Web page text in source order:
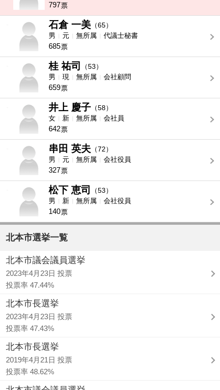
797票
石倉 一美 （65）
男
元 無所属 代議士秘書
685票
桂 祐司
（53）
男
現 無所属 会社顧問
659票
井上 慶子 （58）
女
新 無所属 会社員
642票
串田 英夫 （72）
男
元 無所属 会社役員
327票
松下 恵司
（53）
男
新 無所属 会社役員
140票
北本市選挙一覧
北本市議会議員選挙
2023年4月23日 投票
投票率 47.44%
北本市長選挙
2023年4月23日 投票
投票率 47.43%
北本市長選挙
2019年4月21日 投票
投票率 48.62%